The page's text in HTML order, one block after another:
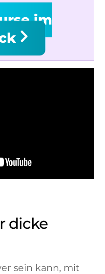
im
dicke
sein kann, mit